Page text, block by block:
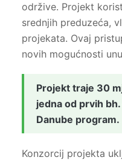
održive. Projekt
srednjih preduzeća,
projekata. Ovaj
novih mogućnosti
Projekt traje 30
jedna od prvih
Danube program.
Konzorcij projekta